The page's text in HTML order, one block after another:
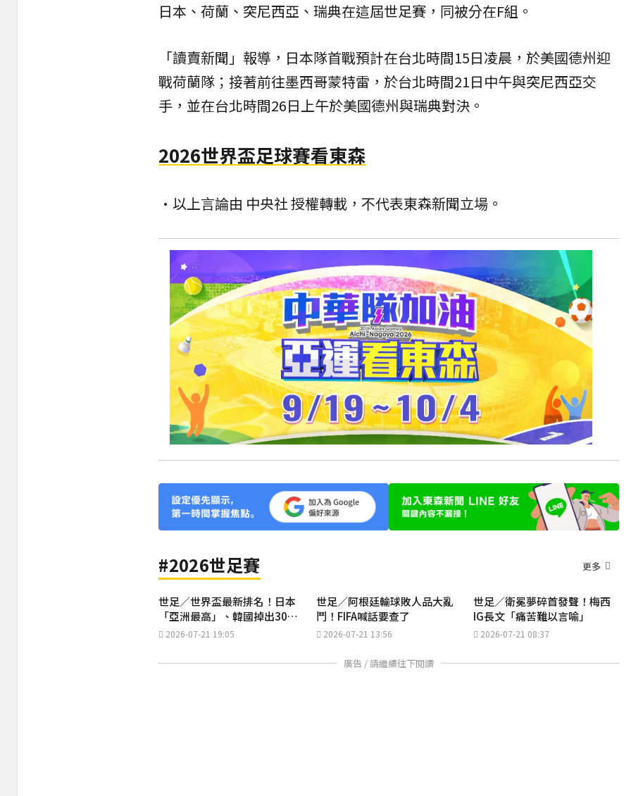
日本、荷蘭、突尼西亞、瑞典在這屆世足賽，同被分在F組。
「讀賣新聞」報導，日本隊首戰預計在台北時間15日凌晨，於美國德州迎
戰荷蘭隊；接著前往墨西哥蒙特雷，於台北時間21日中午與突尼西亞交
手，並在台北時間26日上午於美國德州與瑞典對決。
2026世界盃足球賽看東森
•以上言論由 中央社 授權轉載，不代表東森新聞立場。
#2026世足賽 更多
世足／世界盃最新排名！日本
「亞洲最高」、韓國掉出30名
外2026-07-21 19:05
世足／阿根廷輸球敗人品大亂
鬥！FIFA喊話要查了
2026-07-21 13:56
世足／衛冕夢碎首發聲！梅西
IG長文「痛苦難以言喻」
2026-07-21 08:37
廣告 / 請繼續往下閱讀